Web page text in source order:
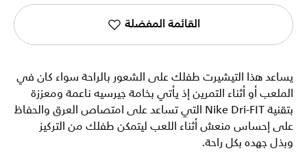
القائمة المفضلة
يساعد هذا التيشيرت طفلك على الشعور بالراحة سواء كان في
الملعب أو أثناء التمرين إذ يأتي بخامة جيرسيه ناعمة ومعززة
بتقنية Nike Dri-FIT التي تساعد على امتصاص العرق والحفاظ
على إحساس منعش أثناء اللعب ليتمكن طفلك من التركيز
وبذل جهده بكل راحة.